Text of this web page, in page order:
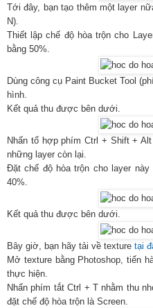
Tới đây, bạn tạo thêm một layer
N).
Thiết lập chế độ hòa trộn cho
bằng 50%.
Dùng công cụ Paint Bucket Tool
hình.
Kết quả thu được bên dưới.
Nhấn tổ hợp phím Ctrl + Shift +
những layer còn lại.
Đặt chế độ hòa trộn cho layer
40%.
Kết quả thu được bên dưới.
Bây giờ, bạn hãy tải về texture tại
Mở texture bằng Photoshop, tiến
thực hiện.
Nhấn phím tắt Ctrl + T nhằm thu
đặt chế độ hòa trộn là Screen.